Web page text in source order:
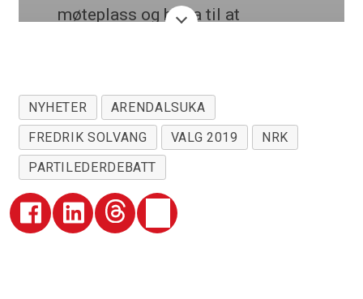
møteplass og bidra til at
sentrale nasjonale aktører innenfor
politikk, organisasjons- og
næringsliv.
Arrangeres for åttende gang i
perioden 12.–17. august.
NYHETER
ARENDALSUKA
FREDRIK SOLVANG
VALG 2019
NRK
PARTILEDERDEBATT